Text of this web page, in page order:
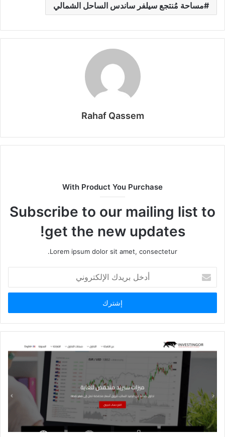
مساحة مُنتجع سيلفر ساندس الساحل الشمالي
Rahaf Qassem
With Product You Purchase
Subscribe to our mailing list to
get the new updates!
Lorem ipsum dolor sit amet, consectetur.
بريدك
الإلكتروني